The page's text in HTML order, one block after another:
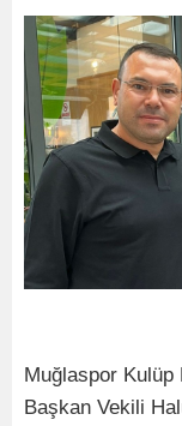
Muğlaspor Kulüp
Başkan Vekili